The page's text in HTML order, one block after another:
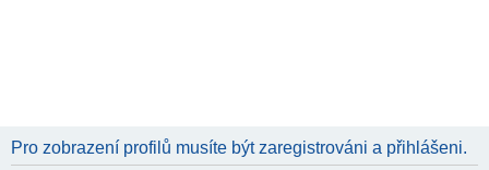
Pro zobrazení profilů musíte být zaregistrováni a přihlášeni.